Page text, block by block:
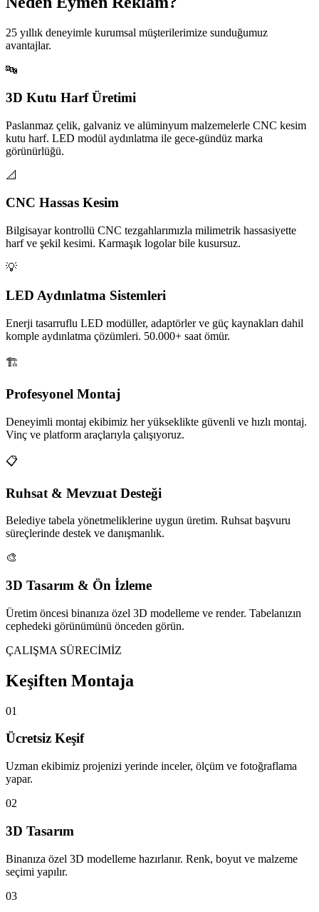
25 yıllık deneyimle kurumsal müşterilerimize sunduğumuz
avantajlar.
🔤
3D Kutu Harf Üretimi
Paslanmaz çelik, galvaniz ve alüminyum malzemelerle CNC kesim
kutu harf. LED modül aydınlatma ile gece-gündüz marka
görünürlüğü.
📐
CNC Hassas Kesim
Bilgisayar kontrollü CNC tezgahlarımızla milimetrik hassasiyette
harf ve şekil kesimi. Karmaşık logolar bile kusursuz.
💡
LED Aydınlatma Sistemleri
Enerji tasarruflu LED modüller, adaptörler ve güç kaynakları dahil
komple aydınlatma çözümleri. 50.000+ saat ömür.
🏗️
Profesyonel Montaj
Deneyimli montaj ekibimiz her yükseklikte güvenli ve hızlı montaj.
Vinç ve platform araçlarıyla çalışıyoruz.
📋
Ruhsat & Mevzuat Desteği
Belediye tabela yönetmeliklerine uygun üretim. Ruhsat başvuru
süreçlerinde destek ve danışmanlık.
🎨
3D Tasarım & Ön İzleme
Üretim öncesi binanıza özel 3D modelleme ve render. Tabelanızın
cephedeki görünümünü önceden görün.
ÇALIŞMA SÜRECİMİZ
Keşiften Montaja
01
Ücretsiz Keşif
Uzman ekibimiz projenizi yerinde inceler, ölçüm ve fotoğraflama
yapar.
02
3D Tasarım
Binanıza özel 3D modelleme hazırlanır. Renk, boyut ve malzeme
seçimi yapılır.
03